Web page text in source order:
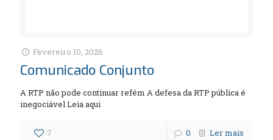
Fevereiro 10, 2026
Comunicado Conjunto
A RTP não pode continuar refém A defesa da RTP pública é
inegociável Leia aqui
7 0 Ler mais